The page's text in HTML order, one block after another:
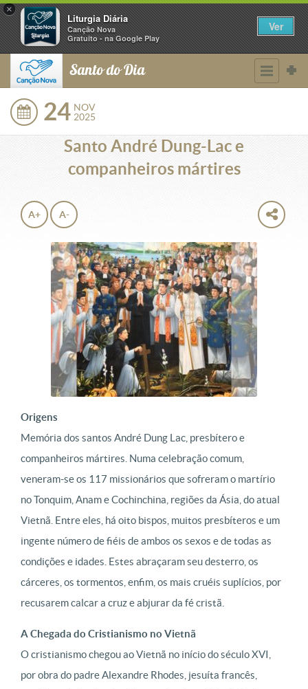
×
Liturgia Diária
Canção Nova
Gratuito - na Google Play
Ver
Santo do Dia
24 NOV
2025
Santo André Dung-Lac e
companheiros mártires
A+ A-
Origens
Memória dos santos André Dung Lac, presbítero e
companheiros mártires. Numa celebração comum,
veneram-se os 117 missionários que sofreram o martírio
no Tonquim, Anam e Cochinchina, regiões da Ásia, do atual
Vietnã. Entre eles, há oito bispos, muitos presbíteros e um
ingente número de fiéis de ambos os sexos e de todas as
condições e idades. Estes abraçaram seu desterro, os
cárceres, os tormentos, enfim, os mais cruéis suplícios, por
recusarem calcar a cruz e abjurar da fé cristã.
A Chegada do Cristianismo no Vietnã
O cristianismo chegou ao Vietnã no início do século XVI,
por obra do padre Alexandre Rhodes, jesuíta francês,